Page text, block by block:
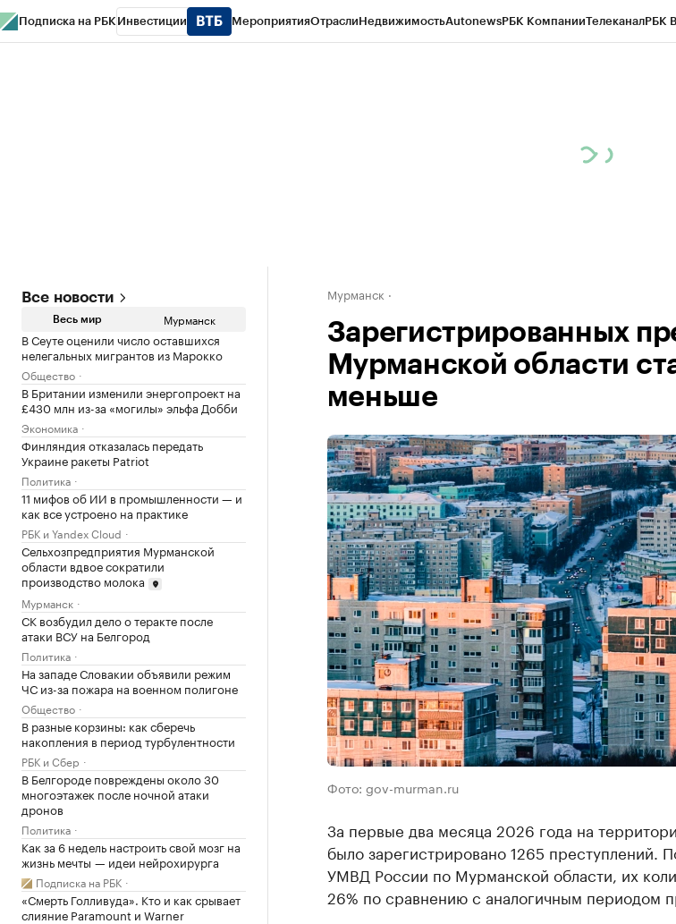
Подписка на РБК Инвестиции МероприятияОтраслиНедвижимостьAutonewsРБК КомпанииТелеканалРБК
Все новости
Весь мир Мурманск
В Сеуте оценили число оставшихся
нелегальных мигрантов из Марокко
Общество
В Британии изменили энергопроект на
£430 млн из-за «могилы» эльфа Добби
Экономика
Финляндия отказалась передать
Украине ракеты Patriot
Политика
11 мифов об ИИ в промышленности — и
как все устроено на практике
РБК и Yandex Cloud
Сельхозпредприятия Мурманской
области вдвое сократили
производство молока
Мурманск
СК возбудил дело о теракте после
атаки ВСУ на Белгород
Политика
На западе Словакии объявили режим
ЧС из-за пожара на военном полигоне
Общество
В разные корзины: как сберечь
накопления в период турбулентности
РБК и Сбер
В Белгороде повреждены около 30
многоэтажек после ночной атаки
дронов
Политика
Как за 6 недель настроить свой мозг на
жизнь мечты — идеи нейрохирурга
Подписка на РБК
«Смерть Голливуда». Кто и как срывает
слияние Paramount и Warner
Мурманск
Зарегистрированных
Мурманской области
меньше
Фото: gov-murman.ru
За первые два месяца 2026 года на
было зарегистрировано 1265 преступлений.
УМВД России по Мурманской области, их
26% по сравнению с аналогичным периодом